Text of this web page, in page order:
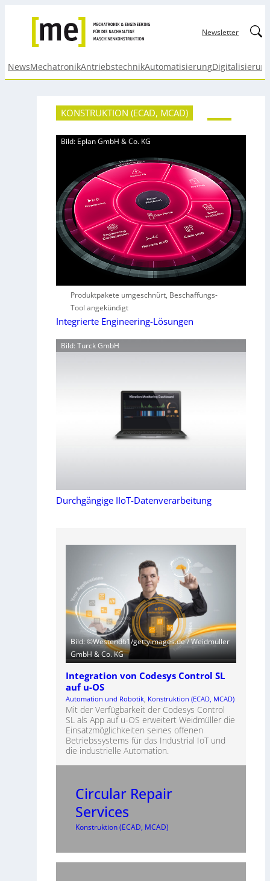
Newsletter
NewsMechatronikAntriebstechnikAutomatisierung
KONSTRUKTION (ECAD, MCAD)
Bild: Eplan GmbH & Co. KG
Produktpakete umgeschnürt, Beschaffungs-
Tool angekündigt
Integrierte Engineering-Lösungen
Bild: Turck GmbH
Durchgängige IIoT-Datenverarbeitung
Bild: ©Westend61/gettyimages.de / Weidmüller
GmbH & Co. KG
Integration von Codesys Control SL
auf u-OS
Automation und Robotik, Konstruktion (ECAD, MCAD)
Mit der Verfügbarkeit der Codesys Control
SL als App auf u-OS erweitert Weidmüller die
Einsatzmöglichkeiten seines offenen
Betriebssystems für das Industrial IoT und
die industrielle Automation.
Circular Repair
Services
Konstruktion (ECAD, MCAD)